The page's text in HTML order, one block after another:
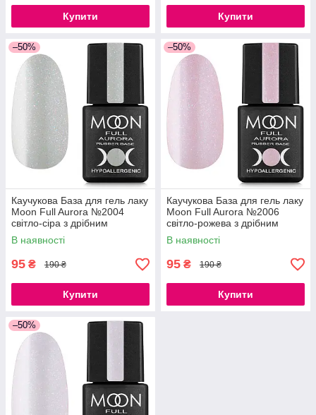
Купити Купити
–50%
Каучукова База для гель лаку
Moon Full Aurora №2004
світло-сіра з дрібним
шиммером 8 мл
В наявності
95 ₴ 190 ₴
Купити
–50%
Каучукова База для гель лаку
Moon Full Aurora №2006
світло-рожева з дрібним
шиммером 8 мл
В наявності
95 ₴ 190 ₴
Купити
–50%